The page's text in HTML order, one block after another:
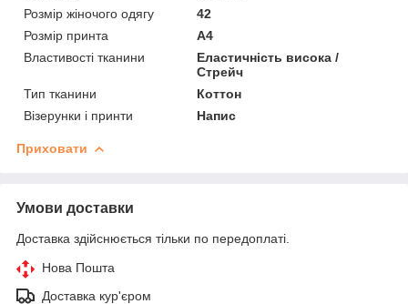
Розмір жіночого одягу
42
Розмір принта
А4
Властивості тканини
Еластичність висока /
Стрейч
Тип тканини
Коттон
Візерунки і принти
Напис
Приховати
Умови доставки
Доставка здійснюється тільки по передоплаті.
Нова Пошта
Доставка кур'єром